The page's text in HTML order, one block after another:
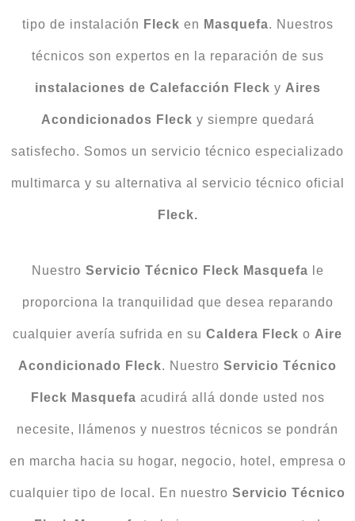
tipo de instalación Fleck en Masquefa. Nuestros
técnicos son expertos en la reparación de sus
instalaciones de Calefacción Fleck y Aires
Acondicionados Fleck y siempre quedará
satisfecho. Somos un servicio técnico especializado
multimarca y su alternativa al servicio técnico oficial
Fleck.
Nuestro Servicio Técnico Fleck Masquefa le
proporciona la tranquilidad que desea reparando
cualquier avería sufrida en su Caldera Fleck o Aire
Acondicionado Fleck. Nuestro Servicio Técnico
Fleck Masquefa acudirá allá donde usted nos
necesite, llámenos y nuestros técnicos se pondrán
en marcha hacia su hogar, negocio, hotel, empresa o
cualquier tipo de local. En nuestro Servicio Técnico